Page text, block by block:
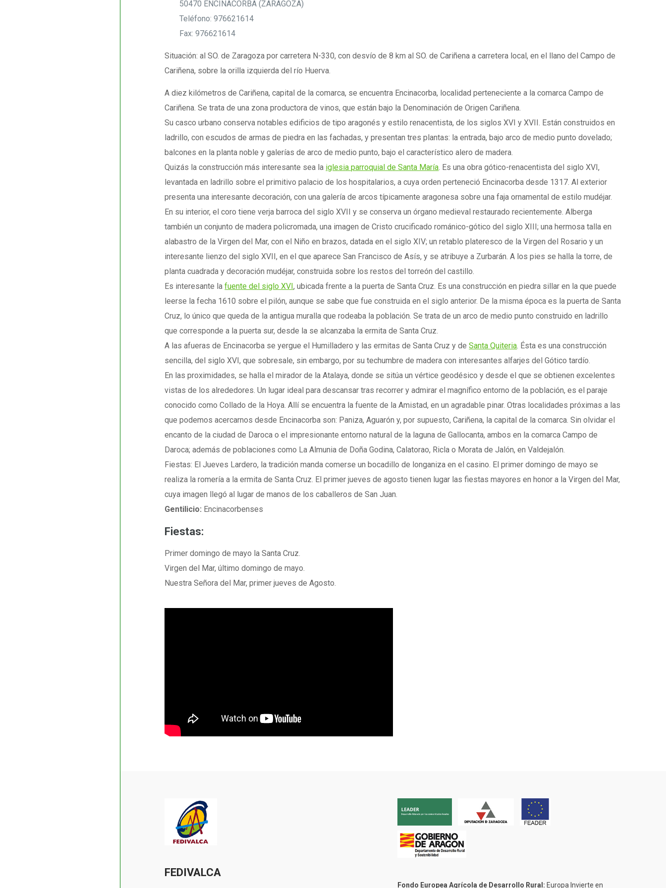
50470 ENCINACORBA (ZARAGOZA)
Teléfono: 976621614
Fax: 976621614
Situación: al SO. de Zaragoza por carretera N-330, con desvío de 8 km al SO. de Cariñena a carretera local, en el llano del Campo de
Cariñena, sobre la orilla izquierda del río Huerva.
A diez kilómetros de Cariñena, capital de la comarca, se encuentra Encinacorba, localidad perteneciente a la comarca Campo de
Cariñena. Se trata de una zona productora de vinos, que están bajo la Denominación de Origen Cariñena.
Su casco urbano conserva notables edificios de tipo aragonés y estilo renacentista, de los siglos XVI y XVII. Están construidos en
ladrillo, con escudos de armas de piedra en las fachadas, y presentan tres plantas: la entrada, bajo arco de medio punto dovelado;
balcones en la planta noble y galerías de arco de medio punto, bajo el característico alero de madera.
Quizás la construcción más interesante sea la iglesia parroquial de Santa María. Es una obra gótico-renacentista del siglo XVI,
levantada en ladrillo sobre el primitivo palacio de los hospitalarios, a cuya orden perteneció Encinacorba desde 1317. Al exterior
presenta una interesante decoración, con una galería de arcos típicamente aragonesa sobre una faja ornamental de estilo mudéjar.
En su interior, el coro tiene verja barroca del siglo XVII y se conserva un órgano medieval restaurado recientemente. Alberga
también un conjunto de madera policromada, una imagen de Cristo crucificado románico-gótico del siglo XIII; una hermosa talla en
alabastro de la Virgen del Mar, con el Niño en brazos, datada en el siglo XIV; un retablo plateresco de la Virgen del Rosario y un
interesante lienzo del siglo XVII, en el que aparece San Francisco de Asís, y se atribuye a Zurbarán. A los pies se halla la torre, de
planta cuadrada y decoración mudéjar, construida sobre los restos del torreón del castillo.
Es interesante lafuente del siglo XVI, ubicada frente a la puerta de Santa Cruz. Es una construcción en piedra sillar en la que puede
leerse la fecha 1610 sobre el pilón, aunque se sabe que fue construida en el siglo anterior. De la misma época es la puerta de Santa
Cruz, lo único que queda de la antigua muralla que rodeaba la población. Se trata de un arco de medio punto construido en ladrillo
que corresponde a la puerta sur, desde la se alcanzaba la ermita de Santa Cruz.
A las afueras de Encinacorba se yergue el Humilladero y las ermitas de Santa Cruz y deSanta Quiteria. Ésta es una construcción
sencilla, del siglo XVI, que sobresale, sin embargo, por su techumbre de madera con interesantes alfarjes del Gótico tardío.
En las proximidades, se halla el mirador de la Atalaya, donde se sitúa un vértice geodésico y desde el que se obtienen excelentes
vistas de los alrededores. Un lugar ideal para descansar tras recorrer y admirar el magnífico entorno de la población, es el paraje
conocido como Collado de la Hoya. Allí se encuentra la fuente de la Amistad, en un agradable pinar. Otras localidades próximas a las
que podemos acercarnos desde Encinacorba son: Paniza, Aguarón y, por supuesto, Cariñena, la capital de la comarca. Sin olvidar el
encanto de la ciudad de Daroca o el impresionante entorno natural de la laguna de Gallocanta, ambos en la comarca Campo de
Daroca; además de poblaciones como La Almunia de Doña Godina, Calatorao, Ricla o Morata de Jalón, en Valdejalón.
Fiestas: El Jueves Lardero, la tradición manda comerse un bocadillo de longaniza en el casino. El primer domingo de mayo se
realiza la romería a la ermita de Santa Cruz. El primer jueves de agosto tienen lugar las fiestas mayores en honor a la Virgen del Mar,
cuya imagen llegó al lugar de manos de los caballeros de San Juan.
Gentilicio: Encinacorbenses
Fiestas:
Primer domingo de mayo la Santa Cruz.
Virgen del Mar, último domingo de mayo.
Nuestra Señora del Mar, primer jueves de Agosto.
FEDIVALCA
Fondo Europea Agrícola de Desarrollo Rural: Europa Invierte en